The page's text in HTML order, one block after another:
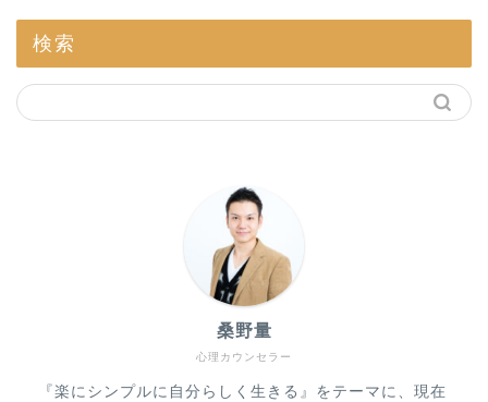
検索
心理カウンセラー
桑野量
『楽にシンプルに自分らしく生きる』をテーマに、現在